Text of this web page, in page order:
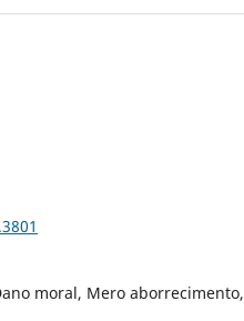
moral, Mero aborrecimento,